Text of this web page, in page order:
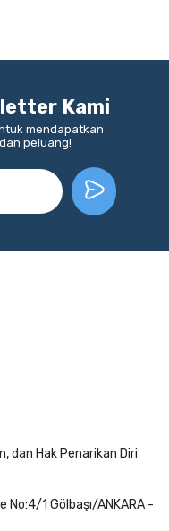
Kami
mendapatkan
peluang!
dan Hak Penarikan Diri
No:4/1 Gölbaşı/ANKARA -